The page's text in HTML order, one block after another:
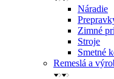
Náradie
Zimné
Stroje
Smetné
Remeslá a